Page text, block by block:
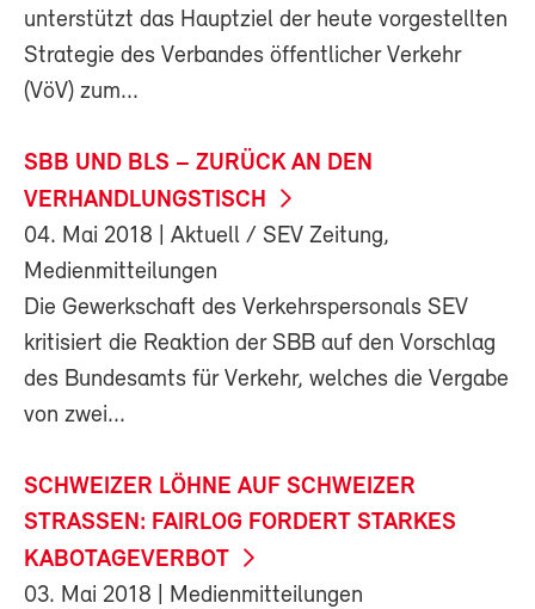
unterstützt das Hauptziel der heute vorgestellten
Strategie des Verbandes öffentlicher Verkehr
(VöV) zum...
SBB UND BLS – ZURÜCK AN DEN
VERHANDLUNGSTISCH
04. Mai 2018 | Aktuell / SEV Zeitung,
Medienmitteilungen
Die Gewerkschaft des Verkehrspersonals SEV
kritisiert die Reaktion der SBB auf den Vorschlag
des Bundesamts für Verkehr, welches die Vergabe
von zwei...
SCHWEIZER LÖHNE AUF SCHWEIZER
STRASSEN: FAIRLOG FORDERT STARKES
KABOTAGEVERBOT
03. Mai 2018 | Medienmitteilungen